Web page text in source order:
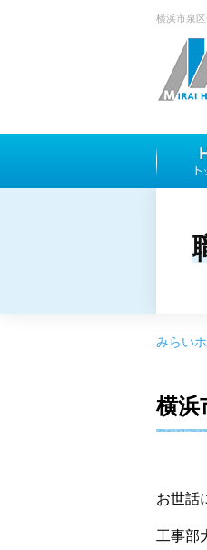
横浜市泉
みらい
横
お世話
工事部